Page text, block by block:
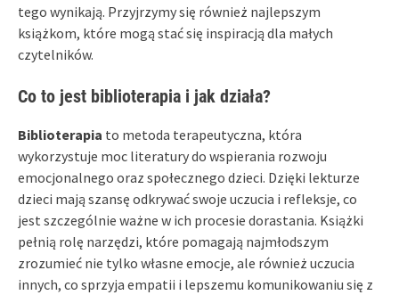
tego wynikają. Przyjrzymy się również najlepszym
książkom, które mogą stać się inspiracją dla małych
czytelników.
Co to jest biblioterapia i jak działa?
Biblioterapia to metoda terapeutyczna, która
wykorzystuje moc literatury do wspierania rozwoju
emocjonalnego oraz społecznego dzieci. Dzięki lekturze
dzieci mają szansę odkrywać swoje uczucia i refleksje, co
jest szczególnie ważne w ich procesie dorastania. Książki
pełnią rolę narzędzi, które pomagają najmłodszym
zrozumieć nie tylko własne emocje, ale również uczucia
innych, co sprzyja empatii i lepszemu komunikowaniu się z